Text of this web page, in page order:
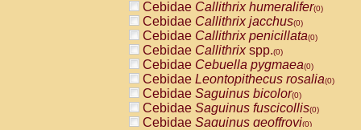
Cebidae Callithrix humeralifer(0)
Cebidae Callithrix jacchus(0)
Cebidae Callithrix penicillata(0)
Cebidae Callithrixspp.(0)
Cebidae Cebuella pygmaea(0)
Cebidae Leontopithecus rosalia(0)
Cebidae Saguinus bicolor(0)
Cebidae Saguinus fuscicollis(0)
Cebidae Saguinus geoffroyi(0)